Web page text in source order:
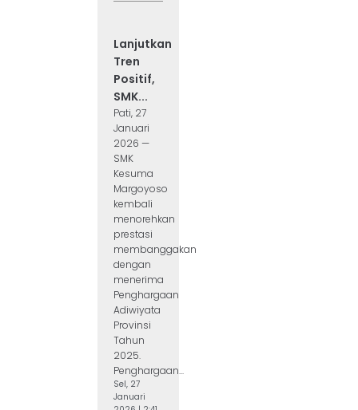
Lanjutkan
Tren
Positif,
SMK...
Pati, 27
Januari
2026 —
SMK
Kesuma
Margoyoso
kembali
menorehkan
prestasi
membanggakan
dengan
menerima
Penghargaan
Adiwiyata
Provinsi
Tahun
2025.
Penghargaan...
Sel, 27
Januari